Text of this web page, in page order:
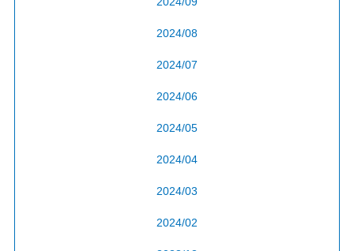
2024/08
2024/07
2024/06
2024/05
2024/04
2024/03
2024/02